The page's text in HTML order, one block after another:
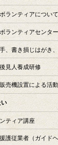
ランティアについて
ランティアセンタ
、書き損じはがき
見人養成研修
売機設置による活
ティア講座
護従業者（ガイド